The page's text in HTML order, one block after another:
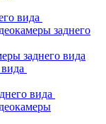
вида
заднего
заднего вида
вида